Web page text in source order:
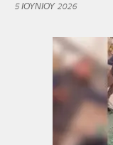
5 ΙΟΥΝΊΟΥ 2026